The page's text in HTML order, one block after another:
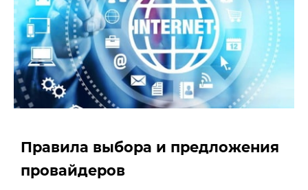
Правила выбора и предложения
провайдеров